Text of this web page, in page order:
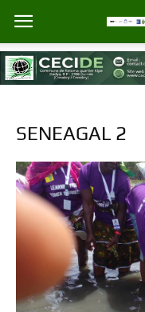
SENEAGAL 2